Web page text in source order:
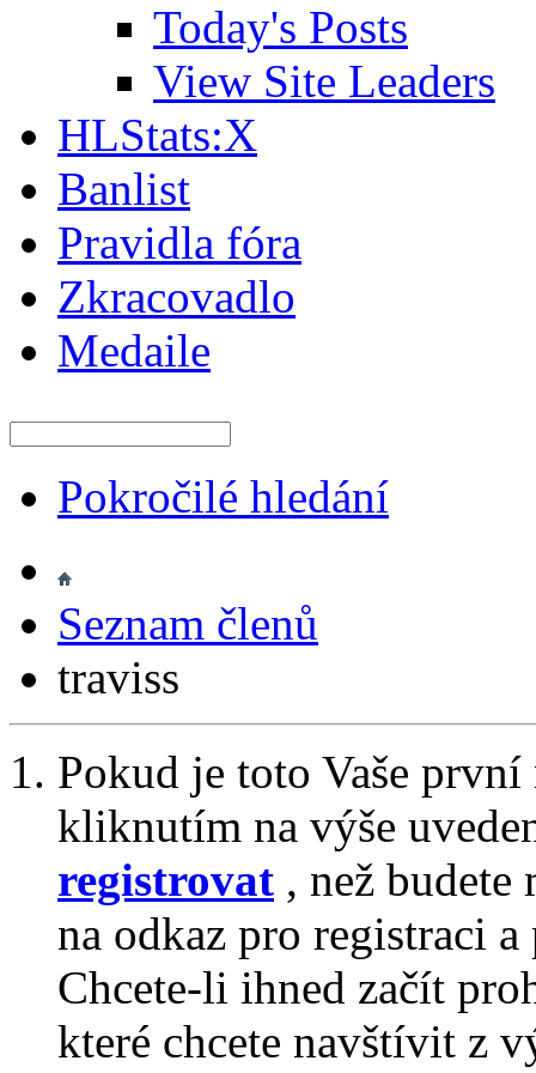
Today's Posts
View Site Leaders
HLStats:X
Banlist
Pravidla fóra
Zkracovadlo
Medaile
Pokročilé hledání
Seznam členů
traviss
Pokud je toto Vaše
kliknutím na výše
registrovat , než
na odkaz pro registraci
Chcete-li ihned začít
které chcete navštívit z